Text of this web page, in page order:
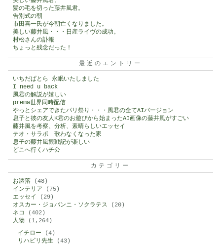
髪の毛を切った藤井風君。
告別式の朝
市田喜一氏が今朝亡くなりました。
美しい藤井風・・・日産ライヴの成功。
村松さんの訃報
ちょっと残念だった！
最近のエントリー
いちだぱとら 永眠いたしました
I need u back
風君の解説が嬉しい
prema世界同時配信
やっとシェアできたパリ祭り・・・風君の全てAIバージョン
息子と彼の友人K君のお遊びから始まったAI画像の藤井風がすごい
藤井風を考察、分析、素晴らしいエッセイ
テオ・サラポ 歌わなくなった家
息子の藤井風観戦記が楽しい
どこへ行くハチ公
カテゴリー
お洒落 (48)
インテリア (75)
エッセイ
(29)
オスカー・ジョバンニ・ソクラテス (20)
ネコ
(402)
人物 (1,264)
イチロー (4)
リハビリ先生 (43)